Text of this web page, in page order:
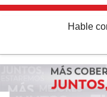
Hable